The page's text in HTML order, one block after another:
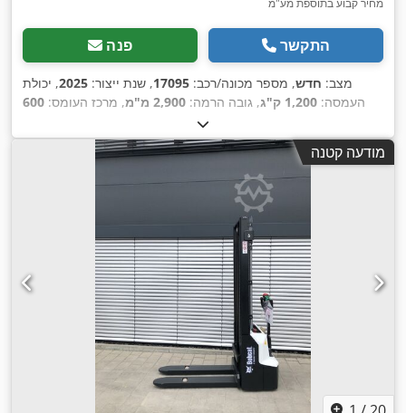
פנה התקשר
מצב: חדש, מספר מכונה/רכב: 17095, שנת ייצור: 2025, יכולת
העמסה: 1,200 ק"ג , גובה הרמה: 2,900 מ"מ , מרכז העומס: 600
, סוג תורן:
מ"מ, מתח סוללה: 24 V , אורך המזלג:1,150 מ"מ , משקל כולל:665
מודעה קטנה